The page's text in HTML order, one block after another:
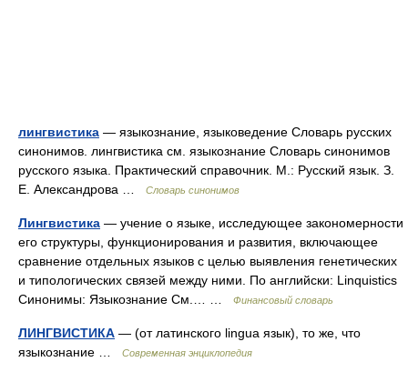
лингвистика — языкознание, языковедение Словарь русских
синонимов. лингвистика см. языкознание Словарь синонимов
русского языка. Практический справочник. М.: Русский язык. З.
Е. Александрова …
Словарь синонимов
Лингвистика — учение о языке, исследующее закономерности
его структуры, функционирования и развития, включающее
сравнение отдельных языков с целью выявления генетических
и типологических связей между ними. По английски: Linquistics
Синонимы: Языкознание См.… …
Финансовый словарь
ЛИНГВИСТИКА — (от латинского lingua язык), то же, что
языкознание …
Современная энциклопедия